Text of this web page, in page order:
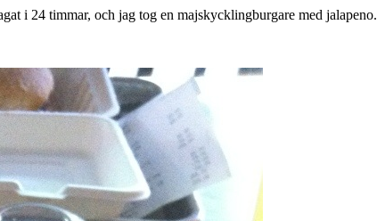
i 24 timmar, och jag tog en majskycklingburgare med jalapeno.